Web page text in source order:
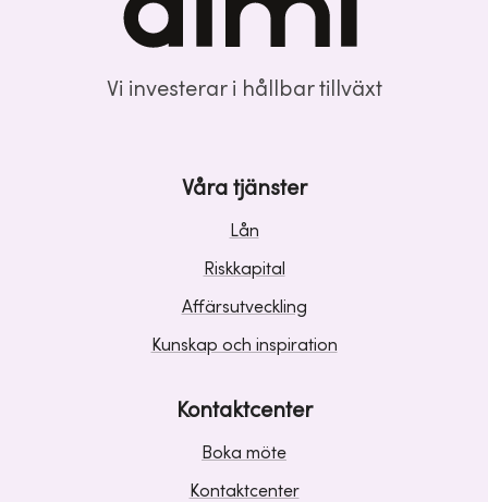
Vi investerar i hållbar tillväxt
Våra tjänster
Lån
Riskkapital
Affärsutveckling
Kunskap och inspiration
Kontaktcenter
Boka möte
Kontaktcenter